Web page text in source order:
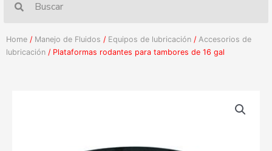
Home / Manejo de Fluidos / Equipos de lubricación / Accesorios de
lubricación / Plataformas rodantes para tambores de 16 gal